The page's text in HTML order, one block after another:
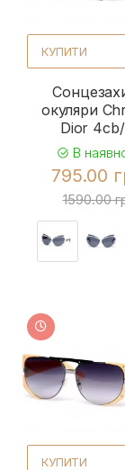
КУПИТИ
окуляри
Dior
В
795.00
1590.00
КУПИТИ